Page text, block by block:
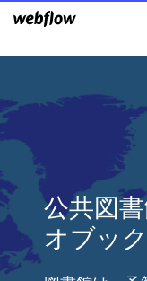
公共図
オブッ